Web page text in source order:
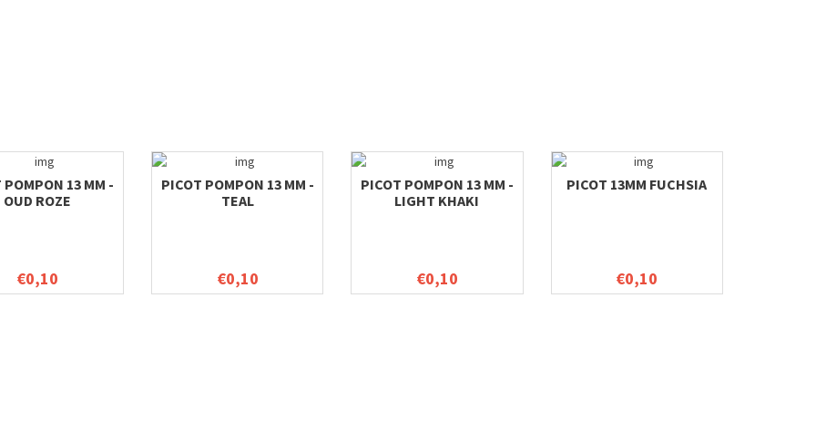
POMPON 13 MM -
OUD ROZE
€0,10
PICOT POMPON 13 MM -
TEAL
€0,10
PICOT POMPON 13 MM -
LIGHT KHAKI
€0,10
PICOT 13MM FUCHSIA
€0,10